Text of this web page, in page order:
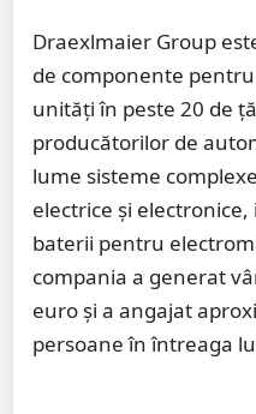
Draexlmaier Group
de componente
unități în peste 20 de
producătorilor de
lume sisteme
electrice și
baterii pentru
compania a generat
euro și a angajat
persoane în întreaga